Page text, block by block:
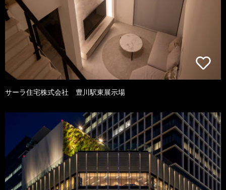
サーラ住宅株式会社 豊川駅東展示場